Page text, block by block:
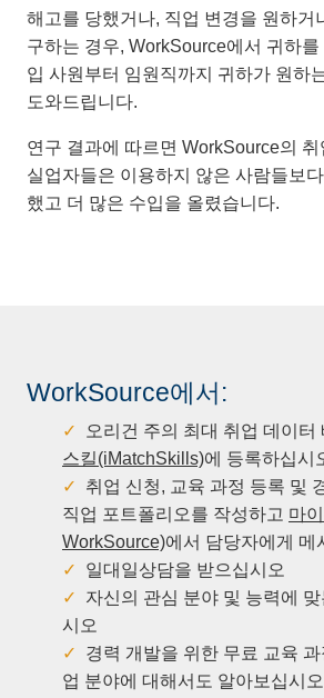
해고를 당했거나, 직업 변경을 원하거
구하는 경우, WorkSource에서 귀하
입 사원부터 임원직까지 귀하가 원하
도와드립니다.
연구 결과에 따르면 WorkSource의
실업자들은 이용하지 않은 사람들보
했고 더 많은 수입을 올렸습니다.
WorkSource에서:
오리건 주의 최대 취업 데이터
스킬(iMatchSkills)에 등록하십시
취업 신청, 교육 과정 등록 및
직업 포트폴리오를 작성하고 마
WorkSource)에서 담당자에게 메
일대일상담을 받으십시오
자신의 관심 분야 및 능력에
시오
경력 개발을 위한 무료 교육
업 분야에 대해서도 알아보십시오